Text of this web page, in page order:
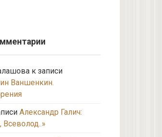
к записи
Ваншенкин.
Александр Галич:
Всеволод..»